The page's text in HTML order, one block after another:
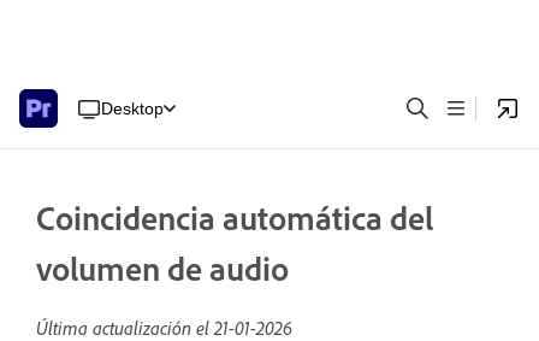
Desktop
Coincidencia automática del
volumen de audio
Última actualización el21-01-2026